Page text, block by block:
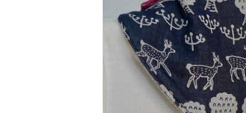
替えスタイ：鹿
¥900